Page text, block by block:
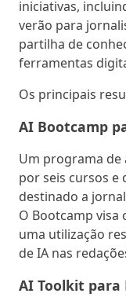
iniciativas,
verão para
partilha de
ferramentas
Os principais
AI Bootcamp
Um programa
por seis cursos
destinado a
O Bootcamp visa
uma utilização
de IA nas
AI Toolkit para